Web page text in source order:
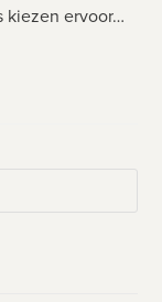
kiezen ervoor…